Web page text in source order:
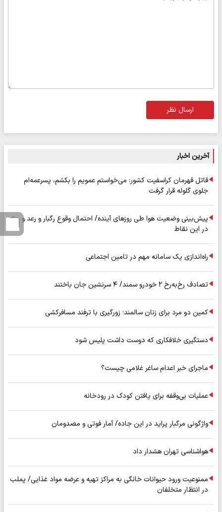
ارسال نظر
آخرین اخبار
قاتل قهرمان کراسفیت کشور: می‌خواستم عمویم را بکشم، پسرعمه‌ام
جلوی گلوله قرار گرفت
پیش‌بینی وضعیت هوا طی روزهای آینده/ احتمال وقوع رگبار و رعد و برق
در این نقاط
راه‌اندازی یک سامانه مهم در تامین اجتماعی
تصادف رخ‌به‌رخ ۲ خودرو سمند/ ۴ سرنشین جان باختند
کمین دو مرد برای زنان سالمند؛ زورگیری با ترفند مسافرکشی
دستگیری خلافکاری که دوست داشت پلیس شود
ماجرای خبر اعدام ساغر غلامی چیست؟
عملیات بی‌وقفه برای یافتن کودک در رودخانه
واژگونی مرگبار پراید در این جاده/ آمار فوتی و مصدومان
هواشناسی تهران هشدار داد
ممنوعیت ورود حیوانات خانگی به مراکز تهیه و عرضه مواد غذایی/ پملب
در انتظار متخلفان